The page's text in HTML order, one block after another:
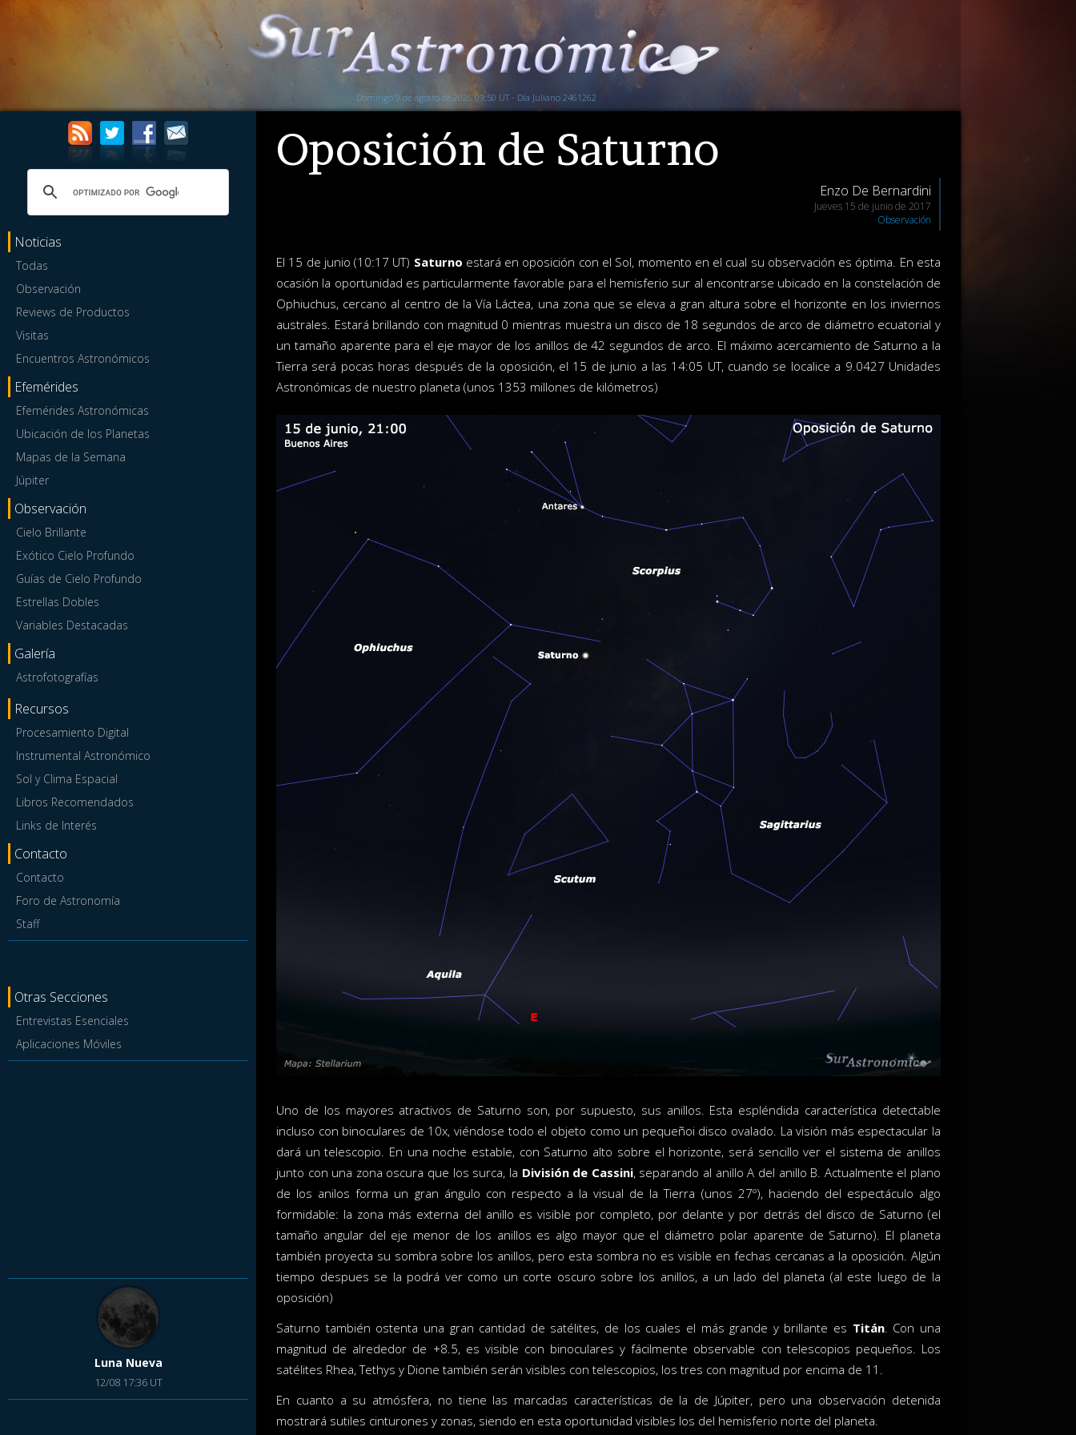
Domingo 9 de agosto de 2026 09:50 UT - Día Juliano 2461262
Noticias
Todas
Observación
Reviews de Productos
Visitas
Encuentros Astronómicos
Efemérides
Efemérides Astronómicas
Ubicación de los Planetas
Mapas de la Semana
Júpiter
Observación
Cielo Brillante
Exótico Cielo Profundo
Guías de Cielo Profundo
Estrellas Dobles
Variables Destacadas
Galería
Astrofotografías
Recursos
Procesamiento Digital
Instrumental Astronómico
Sol y Clima Espacial
Libros Recomendados
Links de Interés
Contacto
Contacto
Foro de Astronomía
Staff
Otras Secciones
Entrevistas Esenciales
Aplicaciones Móviles
Luna Nueva
12/08 17:36 UT
Oposición de Saturno
Enzo De Bernardini
Jueves 15 de junio de 2017
Observación
El 15 de junio (10:17 UT) Saturno estará en oposición con el Sol, momento en el cual su observación es óptima. En esta
ocasión la oportunidad es particularmente favorable para el hemisferio sur al encontrarse ubicado en la constelación de
Ophiuchus, cercano al centro de la Vía Láctea, una zona que se eleva a gran altura sobre el horizonte en los inviernos
australes. Estará brillando con magnitud 0 mientras muestra un disco de 18 segundos de arco de diámetro ecuatorial y
un tamaño aparente para el eje mayor de los anillos de 42 segundos de arco. El máximo acercamiento de Saturno a la
Tierra será pocas horas después de la oposición, el 15 de junio a las 14:05 UT, cuando se localice a 9.0427 Unidades
Astronómicas de nuestro planeta (unos 1353 millones de kilómetros)
Uno de los mayores atractivos de Saturno son, por supuesto, sus anillos. Esta espléndida característica detectable
incluso con binoculares de 10x, viéndose todo el objeto como un pequeñoi disco ovalado. La visión más espectacular la
dará un telescopio. En una noche estable, con Saturno alto sobre el horizonte, será sencillo ver el sistema de anillos
junto con una zona oscura que los surca, la División de Cassini, separando al anillo A del anillo B. Actualmente el plano
de los anilos forma un gran ángulo con respecto a la visual de la Tierra (unos 27º), haciendo del espectáculo algo
formidable: la zona más externa del anillo es visible por completo, por delante y por detrás del disco de Saturno (el
tamaño angular del eje menor de los anillos es algo mayor que el diámetro polar aparente de Saturno). El planeta
también proyecta su sombra sobre los anillos, pero esta sombra no es visible en fechas cercanas a la oposición. Algún
tiempo despues se la podrá ver como un corte oscuro sobre los anillos, a un lado del planeta (al este luego de la
oposición)
Saturno también ostenta una gran cantidad de satélites, de los cuales el más grande y brillante es Titán. Con una
magnitud de alrededor de +8.5, es visible con binoculares y fácilmente observable con telescopios pequeños. Los
satélites Rhea, Tethys y Dione también serán visibles con telescopios, los tres con magnitud por encima de 11.
En cuanto a su atmósfera, no tiene las marcadas características de la de Júpiter, pero una observación detenida
mostrará sutiles cinturones y zonas, siendo en esta oportunidad visibles los del hemisferio norte del planeta.